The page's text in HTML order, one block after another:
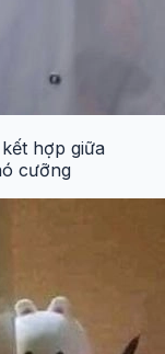
hợp giữa
cưỡng